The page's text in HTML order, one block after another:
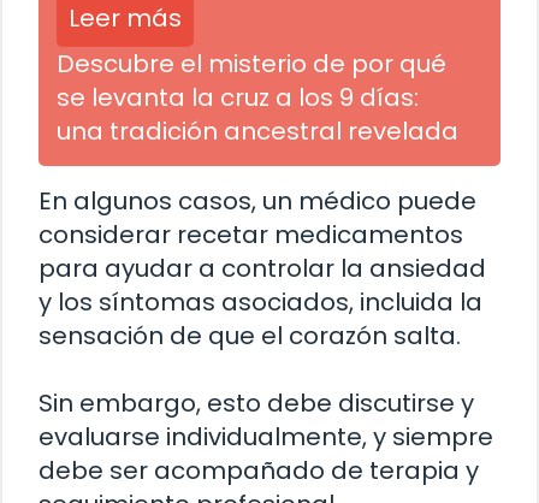
Leer más
Descubre el misterio de por qué
se levanta la cruz a los 9 días:
una tradición ancestral revelada
En algunos casos, un médico puede
considerar recetar medicamentos
para ayudar a controlar la ansiedad
y los síntomas asociados, incluida la
sensación de que el corazón salta.
Sin embargo, esto debe discutirse y
evaluarse individualmente, y siempre
debe ser acompañado de terapia y